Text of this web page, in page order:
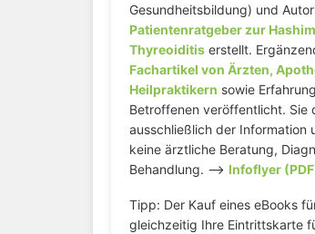
Gesundheitsbildung) und
Patientenratgeber zur
Thyreoiditis erstellt.
Fachartikel von Ärzten,
Heilpraktikern sowie
Betroffenen veröffentlicht. Sie
ausschließlich der Information
keine ärztliche Beratung,
Behandlung. –> Infoflyer
Tipp: Der Kauf eines eBooks
gleichzeitig Ihre Eintrittskarte